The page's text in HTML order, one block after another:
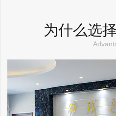
为什么选